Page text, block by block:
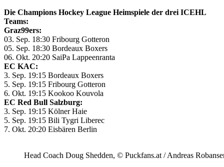
Die Champions Hockey League Heimspiele der drei ICEHL
Teams:
Graz99ers:
03. Sep. 18:30 Fribourg Gotteron
05. Sep. 18:30 Bordeaux Boxers
06. Okt. 20:20 SaiPa Lappeenranta
EC KAC:
3. Sep. 19:15 Bordeaux Boxers
5. Sep. 19:15 Fribourg Gotteron
6. Okt. 19:15 Kookoo Kouvola
EC Red Bull Salzburg:
3. Sep. 19:15 Kölner Haie
5. Sep. 19:15 Bili Tygri Liberec
7. Okt. 20:20 Eisbären Berlin
Head Coach Doug Shedden, © Puckfans.at / Andreas